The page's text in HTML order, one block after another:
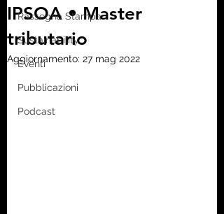
Rassegna Stampa
Sustainability
Eventi
Pubblicazioni
Podcast
IPSOA • Master
tributario
Aggiornamento: 27 mag 2022